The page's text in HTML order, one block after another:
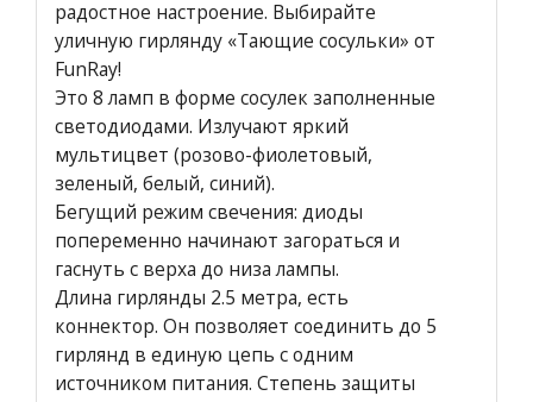
радостное настроение. Выбирайте
уличную гирлянду «Тающие сосульки» от
FunRay!
Это 8 ламп в форме сосулек заполненные
светодиодами. Излучают яркий
мультицвет (розово-фиолетовый,
зеленый, белый, синий).
Бегущий режим свечения: диоды
попеременно начинают загораться и
гаснуть с верха до низа лампы.
Длина гирлянды 2.5 метра, есть
коннектор. Он позволяет соединить до 5
гирлянд в единую цепь с одним
источником питания. Степень защиты